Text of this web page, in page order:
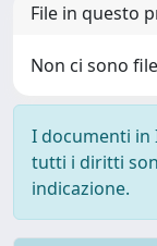
File in questo
Non ci sono
I documenti in
tutti i diritti
indicazione.